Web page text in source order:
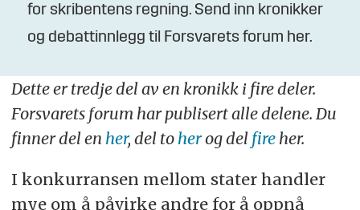
for skribentens regning. Send inn kronikker
og debattinnlegg til Forsvarets forum her.
Dette er tredje del av en kronikk i fire deler.
Forsvarets forum har publisert alle delene. Du
finner del en her, del to herog del fireher.
I konkurransen mellom stater handler
mye om å påvirke andre for å oppnå